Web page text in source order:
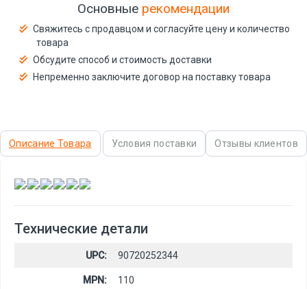
Основные рекомендации
Свяжитесь с продавцом и согласуйте цену и количество
товара
Обсудите способ и стоимость доставки
Непременно заключите договор на поставку товара
Описание Товара Условия поставки Отзывы клиентов
, , , , ,
Технические детали
UPC: 90720252344
MPN: 110